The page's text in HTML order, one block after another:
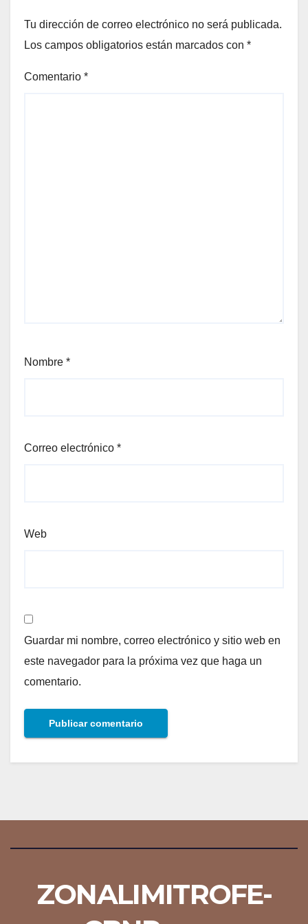
Tu dirección de correo electrónico no será publicada.
Los campos obligatorios están marcados con *
Comentario *
Nombre *
Correo electrónico *
Web
Guardar mi nombre, correo electrónico y sitio web en
este navegador para la próxima vez que haga un
comentario.
ZONALIMITROFE-